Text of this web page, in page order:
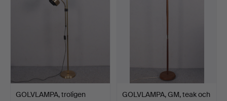
GOLVLAMPA, troligen
GOLVLAMPA, GM, teak och